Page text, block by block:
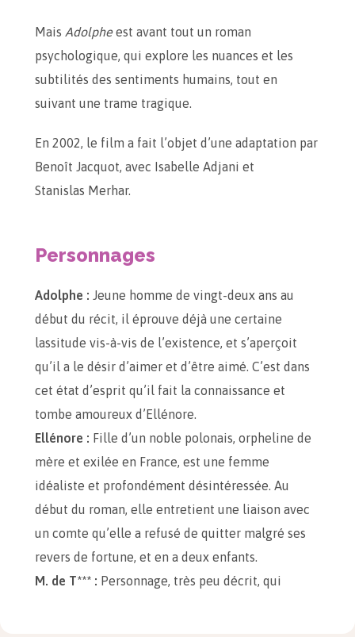
Mais Adolpheest avant tout un roman
psychologique, qui explore les nuances et les
subtilités des sentiments humains, tout en
suivant une trame tragique.
En 2002, le film a fait l’objet d’une adaptation par
Benoît Jacquot, avec Isabelle Adjani et
Stanislas Merhar.
Personnages
Adolphe : Jeune homme de vingt-deux ans au
début du récit, il éprouve déjà une certaine
lassitude vis-à-vis de l’existence, et s’aperçoit
qu’il a le désir d’aimer et d’être aimé. C’est dans
cet état d’esprit qu’il fait la connaissance et
tombe amoureux d’Ellénore.
Ellénore : Fille d’un noble polonais, orpheline de
mère et exilée en France, est une femme
idéaliste et profondément désintéressée. Au
début du roman, elle entretient une liaison avec
un comte qu’elle a refusé de quitter malgré ses
revers de fortune, et en a deux enfants.
M. de T*** : Personnage, très peu décrit, qui